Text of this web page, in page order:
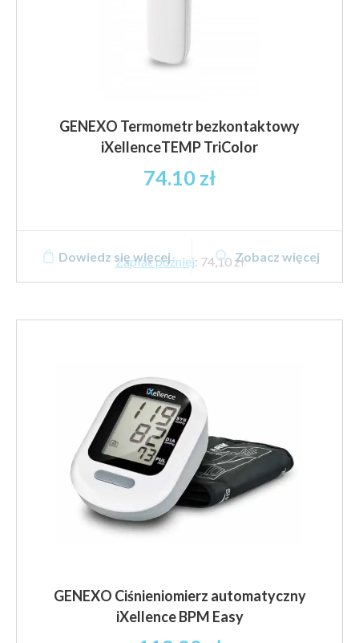
GENEXO Termometr bezkontaktowy
iXellenceTEMP TriColor
74.10 zł
Zapłać później: 74,10 zł
Dowiedz się więcej Zobacz więcej
GENEXO Ciśnieniomierz automatyczny
iXellence BPM Easy